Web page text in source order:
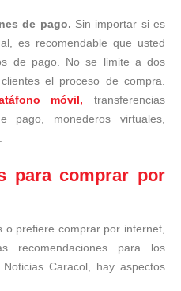
de pago. Sin importar si es
es recomendable que usted
de pago. No se limite a dos
el proceso de compra.
móvil, transferencias
pago, monederos virtuales,
para comprar por
prefiere comprar por internet,
recomendaciones para los
Caracol, hay aspectos